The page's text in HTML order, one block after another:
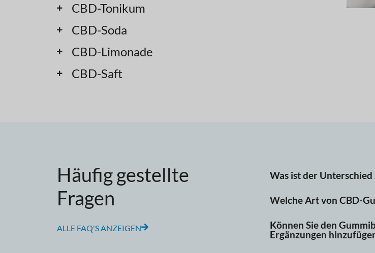
CBD-Tonikum
CBD-Soda
CBD-Limonade
CBD-Saft
Häufig gestellte
Fragen
ALLE FAQ'S ANZEIGEN
Was ist der
Welche Art von CBD-
Können Sie den
Ergänzungen